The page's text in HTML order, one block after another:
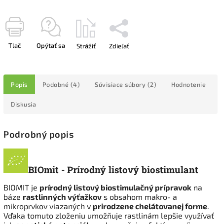
Tlač Opýtať sa Strážiť Zdieľať
Popis Podobné (4) Súvisiace súbory (2) Hodnotenie
Diskusia
Podrobný popis
BIOmit - Prírodný listový biostimulant
BIOMIT je prírodný listový biostimulačný prípravok na
báze rastlinných výťažkov s obsahom makro- a
mikroprvkov viazaných v prirodzene chelátovanej forme.
Vďaka tomuto zloženiu umožňuje rastlinám lepšie využívať